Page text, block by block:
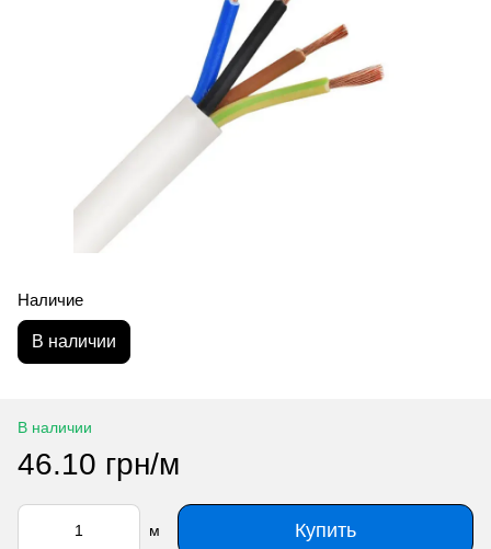
Наличие
В наличии
В наличии
46.10 грн/м
м Купить